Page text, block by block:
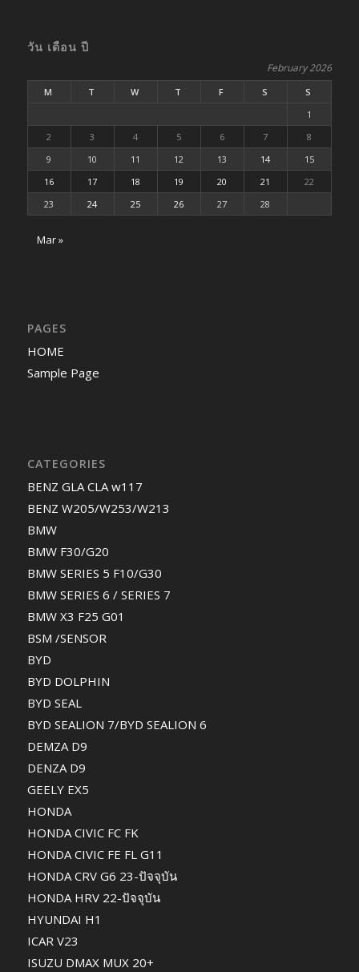
วัน เดือน ปี
February 2026
M T W T F S
S
1
2
3 4 5 6 7
8
9
10 11 12 13 14
15
16
17 18 19 20 21
22
23
24 25 26 27 28
Mar »
PAGES
HOME
Sample Page
CATEGORIES
BENZ GLA CLA w117
BENZ W205/W253/W213
BMW
BMW F30/G20
BMW SERIES 5 F10/G30
BMW SERIES 6 / SERIES 7
BMW X3 F25 G01
BSM /SENSOR
BYD
BYD DOLPHIN
BYD SEAL
BYD SEALION 7/BYD SEALION 6
DEMZA D9
DENZA D9
GEELY EX5
HONDA
HONDA CIVIC FC FK
HONDA CIVIC FE FL G11
HONDA CRV G6 23-ปัจจุบัน
HONDA HRV 22-ปัจจุบัน
HYUNDAI H1
ICAR V23
ISUZU DMAX MUX 20+